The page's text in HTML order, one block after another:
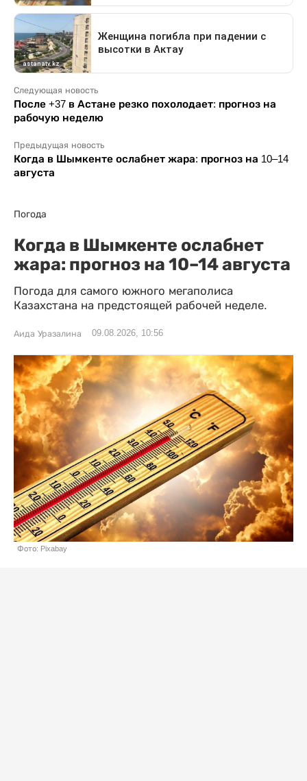
Следующая новость
После +37 в Астане резко похолодает: прогноз на
рабочую неделю
Предыдущая новость
Когда в Шымкенте ослабнет жара: прогноз на 10–14
августа
Погода
Когда в Шымкенте ослабнет
жара: прогноз на 10–14 августа
Погода для самого южного мегаполиса
Казахстана на предстоящей рабочей неделе.
Аида Уразалина 09.08.2026, 10:56
Фото: Pixabay